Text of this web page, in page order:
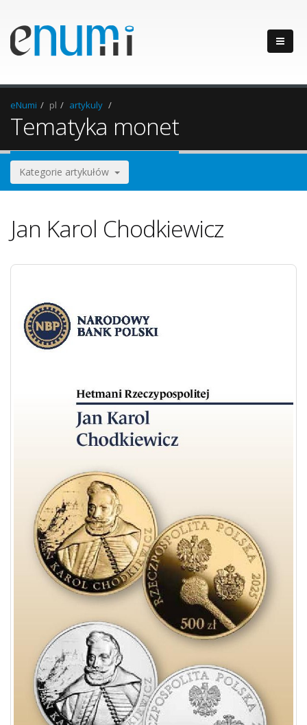
eNumi pl artykuly
Tematyka monet
Kategorie artykułów
Jan Karol Chodkiewicz